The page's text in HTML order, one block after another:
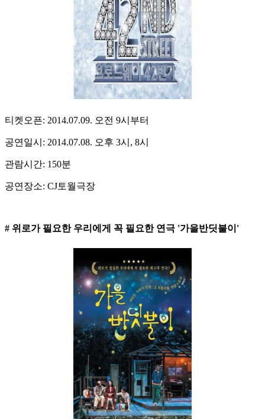
티켓오픈: 2014.07.09. 오전 9시부터
공연일시: 2014.07.08. 오후 3시, 8시
관람시간: 150분
공연장소: CJ토월극장
# 위로가 필요한 우리에게 꼭 필요한 연극 '가을반딧불이'